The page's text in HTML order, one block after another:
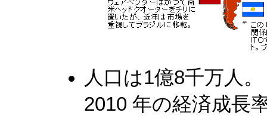
人口は1億8千万人
2010 年の経済成長